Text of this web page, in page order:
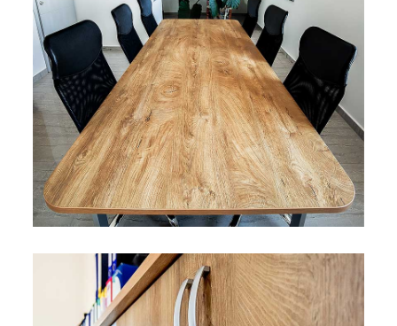
tehnika
Metalna
galanterija
Elektromaterijal
Vijčana
roba
Okovi
za
namještaj
Bicikli